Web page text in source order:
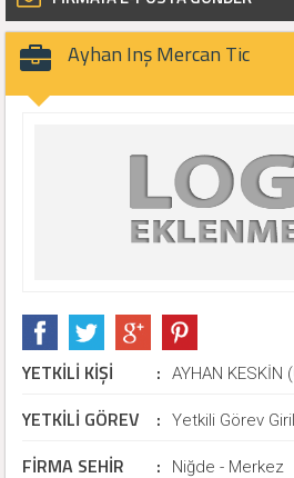
Ayhan Inş Mercan Tic
YETKİLİ KİŞİ : AYHAN KESKİN
YETKİLİ GÖREV : Yetkili Görev
FİRMA SEHİR : Niğde - Merkez